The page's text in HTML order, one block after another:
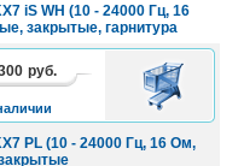
iS WH (10 - 24000 Гц, 16
закрытые, гарнитура
PL (10 - 24000 Гц, 16 Ом,
руб.
В
КОРЗИНУ